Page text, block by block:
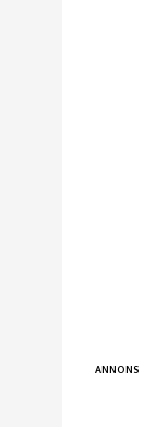
ANNONS